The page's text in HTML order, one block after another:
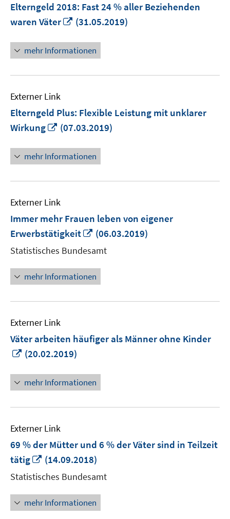
Elterngeld 2018: Fast 24 % aller Beziehenden
waren Väter
In
Fenster
öffnen
(31.05.2019)
mehr Informationen
Externer Link
Elterngeld Plus: Flexible Leistung mit unklarer
Wirkung
In
Fenster
öffnen
(07.03.2019)
mehr Informationen
Externer Link
Immer mehr Frauen leben von eigener
Erwerbstätigkeit
In
Fenster
öffnen
(06.03.2019)
Statistisches Bundesamt
mehr Informationen
Externer Link
Väter arbeiten häufiger als Männer ohne Kinder
In
Fenster
öffnen
(20.02.2019)
mehr Informationen
Externer Link
69 % der Mütter und 6 % der Väter sind in Teilzeit
tätig
In
neuem
Fenster
öffnen
(14.09.2018)
Statistisches Bundesamt
mehr Informationen